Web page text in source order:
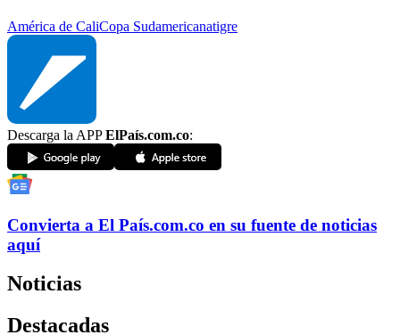
América de CaliCopa Sudamericanatigre
Descarga la APPElPaís.com.co:
Convierta a El País.com.co en su fuente de noticias
aquí
Noticias
Destacadas